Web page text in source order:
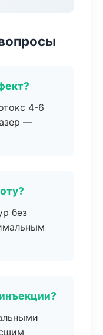
4-6
—
без